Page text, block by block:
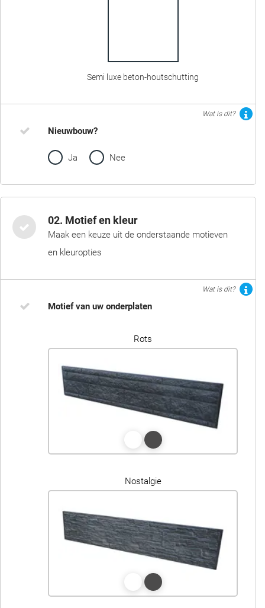
Semi luxe beton-houtschutting
Wat is dit?
Nieuwbouw?
Ja Nee
02. Motief en kleur
Maak een keuze uit de onderstaande motieven
en kleuropties
Wat is dit?
Motief van uw onderplaten
Rots
Nostalgie